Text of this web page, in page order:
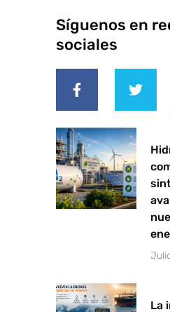
Síguenos en
sociales
c
o
o
k
-
f
i
e
r
La